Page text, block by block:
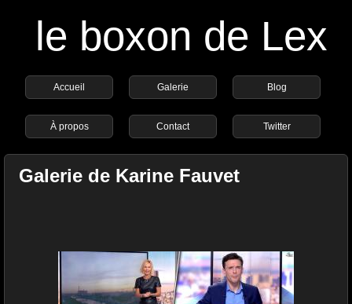
le boxon de Lex
Accueil Galerie Blog
À propos Contact Twitter
Galerie de Karine Fauvet